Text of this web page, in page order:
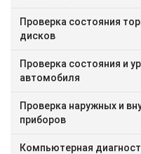
Проверка состояния
дисков
Проверка состояния и
автомобиля
Проверка наружных и
приборов
Компьютерная